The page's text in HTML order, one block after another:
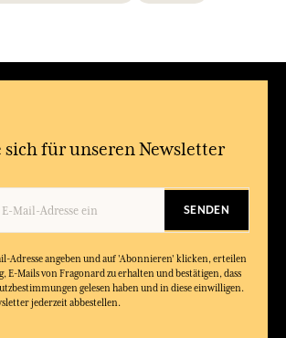
sich für unseren Newsletter
SENDEN
Adresse angeben und auf 'Abonnieren' klicken, erteilen
E-Mails von Fragonard zu erhalten und bestätigen, dass
gelesen haben und in diese einwilligen.
jederzeit abbestellen.